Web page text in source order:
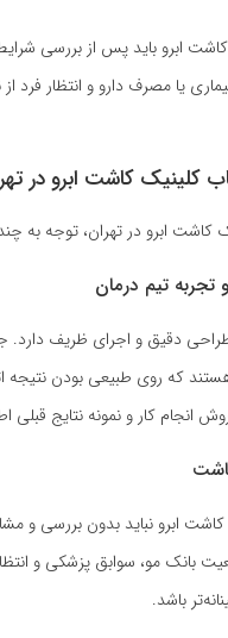
کاشت ابرو باید پس از بررسی
یا مصرف دارو و انتظار
کلینیک کاشت ابرو در
کاشت ابرو در تهران، توجه به
تیم درمان
طراحی دقیق و اجرای ظریف
که روی طبیعی بودن نتیجه
انجام کار و نمونه نتایج
کاشت ابرو نباید بدون بررسی و
بانک مو، سوابق پزشکی و
باشد.